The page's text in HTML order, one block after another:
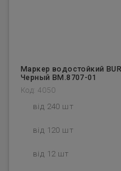
Маркер водостойкий
Черный BM.8707-01
Код: 4050
від 240 шт
від 120 шт
від 12 шт